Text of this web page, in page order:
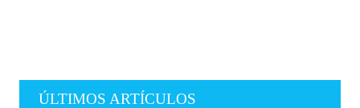
ÚLTIMOS ARTÍCULOS